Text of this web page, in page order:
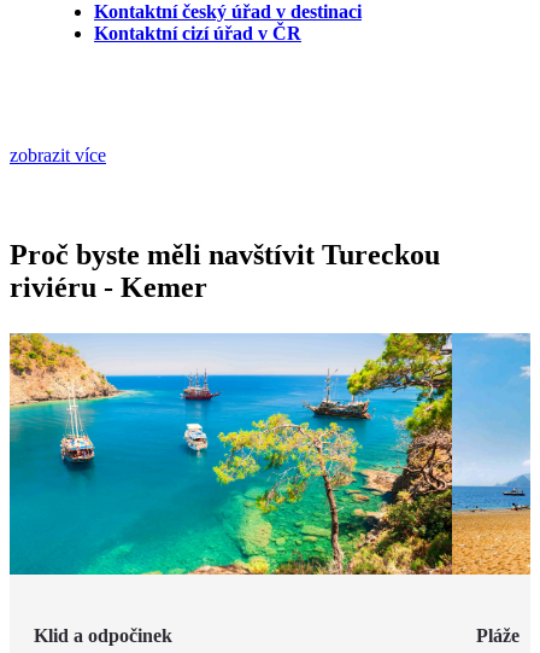
Kontaktní český úřad v destinaci
Kontaktní cizí úřad v ČR
zobrazit více
Proč byste měli navštívit Tureckou
riviéru - Kemer
Klid a odpočinek Pláže